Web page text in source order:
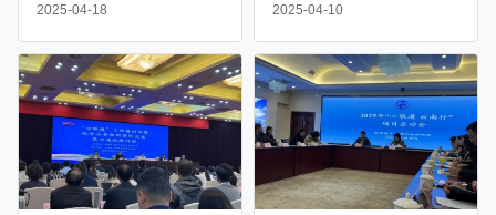
2025-04-18
合严家地社区党委举办主
题茶话会
2025-04-10